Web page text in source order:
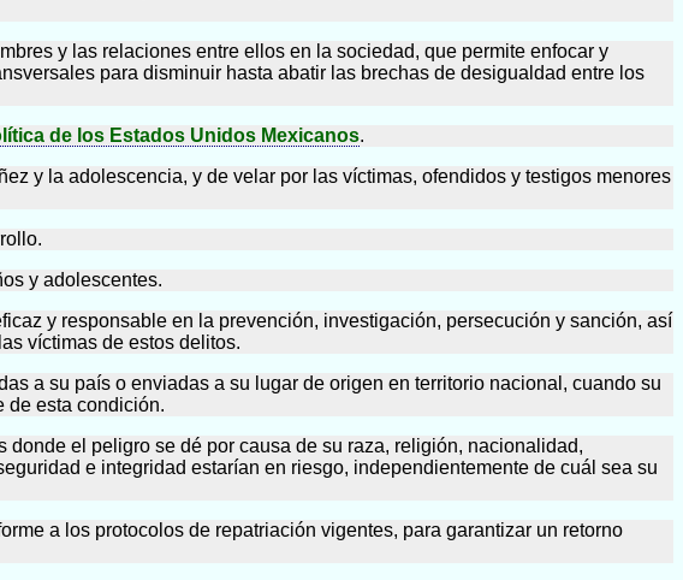
y las relaciones entre ellos en la sociedad, que permite enfocar y
para disminuir hasta abatir las brechas de desigualdad entre los
de los Estados Unidos Mexicanos.
y la adolescencia, y de velar por las víctimas, ofendidos y testigos menores
y adolescentes.
y responsable en la prevención, investigación, persecución y sanción, así
víctimas de estos delitos.
a su país o enviadas a su lugar de origen en territorio nacional, cuando su
de esta condición.
el peligro se dé por causa de su raza, religión, nacionalidad,
e integridad estarían en riesgo, independientemente de cuál sea su
a los protocolos de repatriación vigentes, para garantizar un retorno